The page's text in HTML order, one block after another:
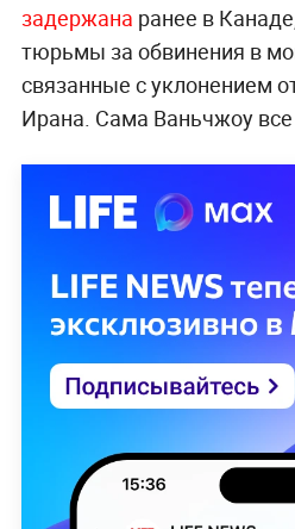
задержана ранее в
тюрьмы за обвинения в
связанные с уклонением
Ирана. Сама Ваньчжоу